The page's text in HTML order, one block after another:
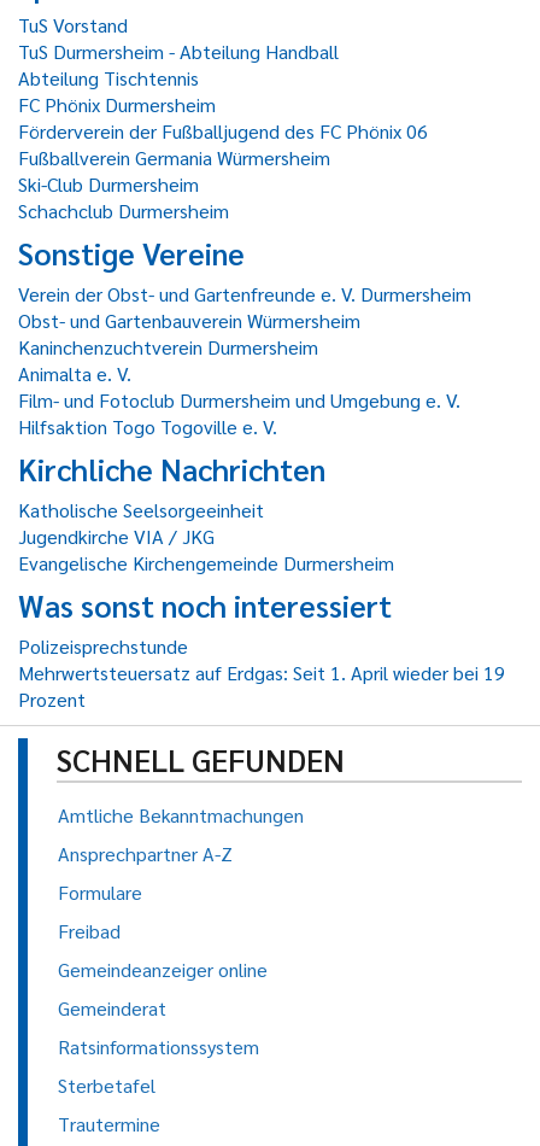
TuS Vorstand
TuS Durmersheim - Abteilung Handball
Abteilung Tischtennis
FC Phönix Durmersheim
Förderverein der Fußballjugend des FC Phönix 06
Fußballverein Germania Würmersheim
Ski-Club Durmersheim
Schachclub Durmersheim
Sonstige Vereine
Verein der Obst- und Gartenfreunde e. V. Durmersheim
Obst- und Gartenbauverein Würmersheim
Kaninchenzuchtverein Durmersheim
Animalta e. V.
Film- und Fotoclub Durmersheim und Umgebung e. V.
Hilfsaktion Togo Togoville e. V.
Kirchliche Nachrichten
Katholische Seelsorgeeinheit
Jugendkirche VIA / JKG
Evangelische Kirchengemeinde Durmersheim
Was sonst noch interessiert
Polizeisprechstunde
Mehrwertsteuersatz auf Erdgas: Seit 1. April wieder bei 19
Prozent
SCHNELL GEFUNDEN
Amtliche Bekanntmachungen
Ansprechpartner A-Z
Formulare
Freibad
Gemeindeanzeiger online
Gemeinderat
Ratsinformationssystem
Sterbetafel
Trautermine